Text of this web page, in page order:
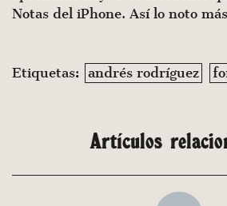
Notas del iPhone. Así lo noto
Etiquetas: andrés rodríguez
Artículos